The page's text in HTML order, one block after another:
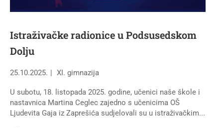
Istraživačke radionice u Podsusedskom
Dolju
25.10.2025. XI. gimnazija
U subotu, 18. listopada 2025. godine, učenici naše škole i
nastavnica Martina Ceglec zajedno s učenicima OŠ
Ljudevita Gaja iz Zaprešića sudjelovali su u istraživačkim...